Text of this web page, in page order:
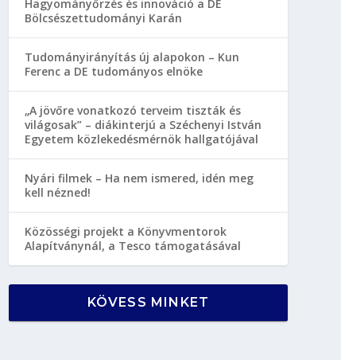
Hagyományőrzés és innováció a DE
Bölcsészettudományi Karán
Tudományirányítás új alapokon – Kun
Ferenc a DE tudományos elnöke
„A jövőre vonatkozó terveim tiszták és
világosak” – diákinterjú a Széchenyi István
Egyetem közlekedésmérnök hallgatójával
Nyári filmek – Ha nem ismered, idén meg
kell nézned!
Közösségi projekt a Könyvmentorok
Alapítványnál, a Tesco támogatásával
KÖVESS MINKET